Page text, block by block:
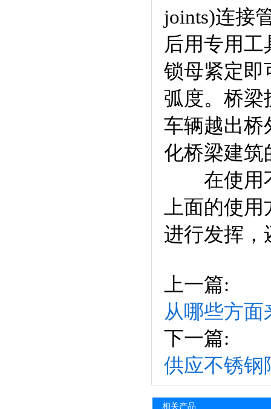
joints)连接
后用专用
锁母紧定即
弧度。桥梁
车辆越出桥
化桥梁建筑
在使用不
上面的使
进行发挥，
上一篇:
从哪些方
下一篇:
供应不锈钢
相关产品